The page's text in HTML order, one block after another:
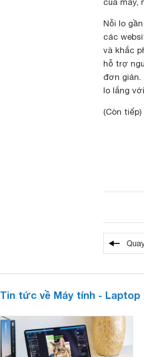
Nỗi lo
các
và khắc
hỗ trợ
đơn giản.
lo lắng
(Còn tiếp)
Tin tức về Máy tính - Laptop